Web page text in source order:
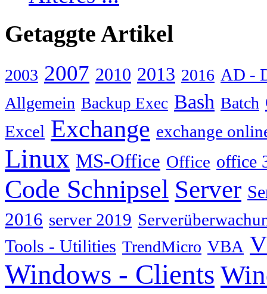
Getaggte Artikel
2003 2007 2010 2013 2016 AD -
Allgemein Backup Exec Bash Batch
Excel Exchange exchange
Linux MS-Office Office office
Code Schnipsel Server
2016 server 2019
Tools - Utilities TrendMicro VBA
Windows - Clients